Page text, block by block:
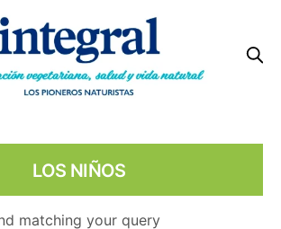
LOS NIÑOS
matching your query